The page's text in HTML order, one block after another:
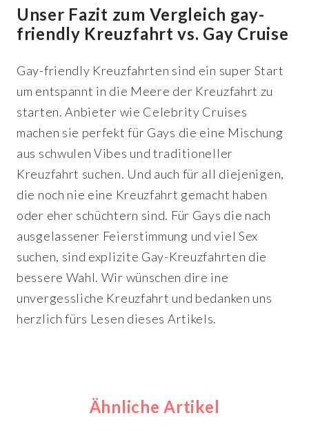
Unser Fazit zum Vergleich gay-
friendly Kreuzfahrt vs. Gay Cruise
Gay-friendly Kreuzfahrten sind ein super Start
um entspannt in die Meere der Kreuzfahrt zu
starten. Anbieter wie Celebrity Cruises
machen sie perfekt für Gays die eine Mischung
aus schwulen Vibes und traditioneller
Kreuzfahrt suchen. Und auch für all diejenigen,
die noch nie eine Kreuzfahrt gemacht haben
oder eher schüchtern sind. Für Gays die nach
ausgelassener Feierstimmung und viel Sex
suchen, sind explizite Gay-Kreuzfahrten die
bessere Wahl. Wir wünschen dire ine
unvergessliche Kreuzfahrt und bedanken uns
herzlich fürs Lesen dieses Artikels.
Ähnliche Artikel